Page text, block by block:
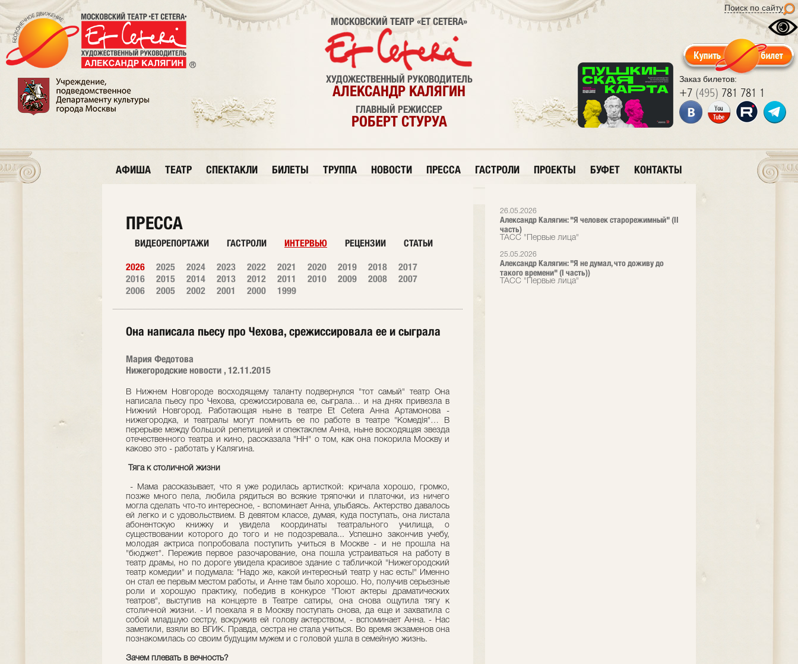
Поиск по сайту
Заказ билетов:
+7 (495) 781 781 1
МОСКОВСКИЙ ТЕАТР «ET CETERA»
ХУДОЖЕСТВЕННЫЙ РУКОВОДИТЕЛЬ
АЛЕКСАНДР КАЛЯГИН
ГЛАВНЫЙ РЕЖИССЕР
РОБЕРТ СТУРУА
АФИША ТЕАТР СПЕКТАКЛИ БИЛЕТЫ ТРУППА НОВОСТИ ПРЕССА ГАСТРОЛИ ПРОЕКТЫ БУФЕТ КОНТАКТЫ
26.05.2026
Александр Калягин: "Я человек старорежимный" (II
часть)
ТАСС "Первые лица"
25.05.2026
Александр Калягин: "Я не думал, что доживу до
такого времени" (I часть))
ТАСС "Первые лица"
ПРЕССА
ВИДЕОРЕПОРТАЖИ ГАСТРОЛИ ИНТЕРВЬЮ РЕЦЕНЗИИ СТАТЬИ
2026 2025 2024 2023 2022 2021 2020 2019 2018
2017
2016
2015 2014 2013 2012 2011 2010 2009 2008
2007
2006
2005 2002 2001 2000 1999
Она написала пьесу про Чехова, срежиссировала ее и сыграла
Мария Федотова
Нижегородские новости , 12.11.2015
В Нижнем Новгороде восходящему таланту подвернулся "тот самый" театр Она
написала пьесу про Чехова, срежиссировала ее, сыграла… и на днях привезла в
Нижний Новгород. Работающая ныне в театре Et Сetera Анна Артамонова -
нижегородка, и театралы могут помнить ее по работе в театре "Комедiя"… В
перерыве между большой репетицией и спектаклем Анна, ныне восходящая звезда
отечественного театра и кино, рассказала "НН" о том, как она покорила Москву и
каково это - работать у Калягина.
Тяга к столичной жизни
- Мама рассказывает, что я уже родилась артисткой: кричала хорошо, громко,
позже много пела, любила рядиться во всякие тряпочки и платочки, из ничего
могла сделать что-то интересное, - вспоминает Анна, улыбаясь. Актерство давалось
ей легко и с удовольствием. В девятом классе, думая, куда поступать, она листала
абонентскую книжку и увидела координаты театрального училища, о
существовании которого до того и не подозревала... Успешно закончив учебу,
молодая актриса попробовала поступить учиться в Москве - и не прошла на
"бюджет". Пережив первое разочарование, она пошла устраиваться на работу в
театр драмы, но по дороге увидела красивое здание с табличкой "Нижегородский
театр комедии" и подумала: "Надо же, какой интересный театр у нас есть!" Именно
он стал ее первым местом работы, и Анне там было хорошо. Но, получив серьезные
роли и хорошую практику, победив в конкурсе "Поют актеры драматических
театров", выступив на концерте в Театре сатиры, она снова ощутила тягу к
столичной жизни. - И поехала я в Москву поступать снова, да еще и захватила с
собой младшую сестру, вскружив ей голову актерством, - вспоминает Анна. - Нас
заметили, взяли во ВГИК. Правда, сестра не стала учиться. Во время экзаменов она
познакомилась со своим будущим мужем и с головой ушла в семейную жизнь.
Зачем плевать в вечность?